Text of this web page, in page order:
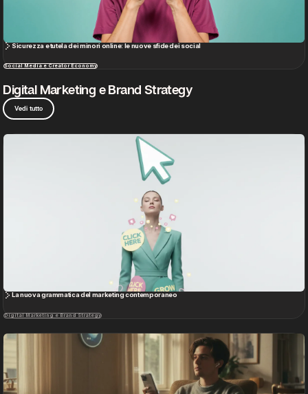
Digital Trends 2026 e l’AI come infrastruttura
Digital Marketing e Brand Strategy
La Gen Z scompare dai social e riscrive le regole del digital branding